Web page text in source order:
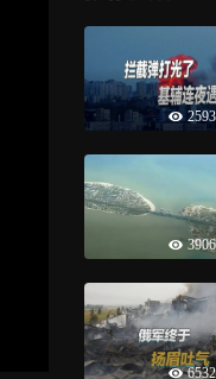
2593
3906
6532